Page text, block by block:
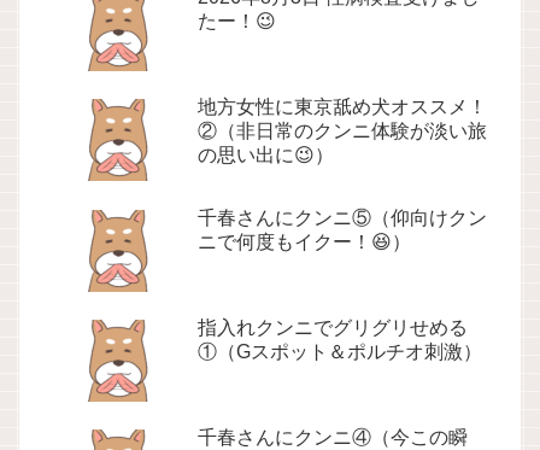
たー！😉
地方女性に東京舐め犬オススメ！
②（非日常のクンニ体験が淡い旅
の思い出に😉）
千春さんにクンニ⑤（仰向けクン
ニで何度もイクー！😆）
指入れクンニでグリグリせめる
①（Gスポット＆ポルチオ刺激）
千春さんにクンニ④（今この瞬